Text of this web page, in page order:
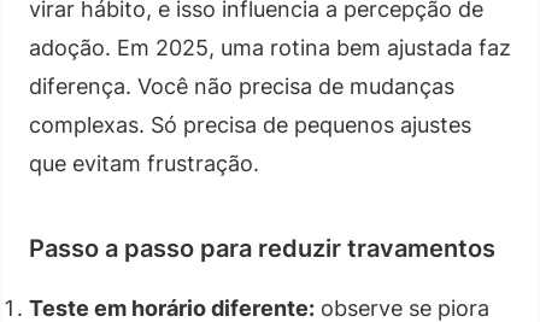
virar hábito, e isso influencia a percepção de
adoção. Em 2025, uma rotina bem ajustada faz
diferença. Você não precisa de mudanças
complexas. Só precisa de pequenos ajustes
que evitam frustração.
Passo a passo para reduzir travamentos
Teste em horário diferente: observe se piora